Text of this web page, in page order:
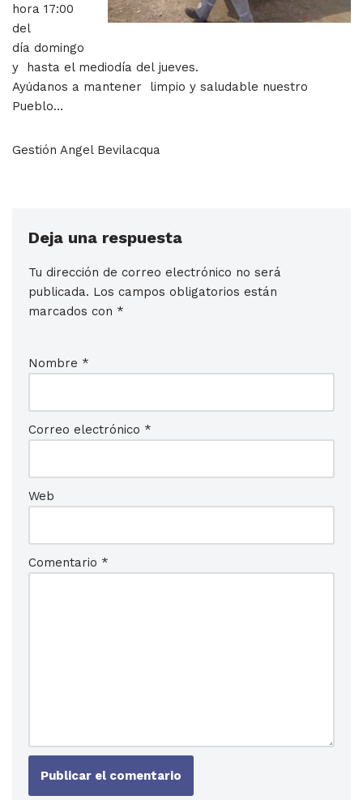
hora 17:00
del
día domingo
y hasta el mediodía del jueves.
Ayúdanos a mantener limpio y saludable nuestro
Pueblo…
Gestión Angel Bevilacqua
Deja una respuesta
Tu dirección de correo electrónico no será
publicada. Los campos obligatorios están
marcados con *
Nombre *
Correo electrónico *
Web
Comentario *